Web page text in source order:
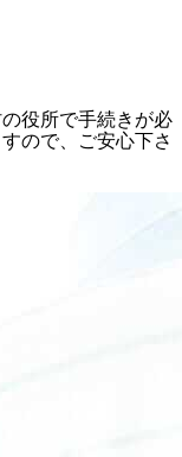
役所で手続きが必
ので、ご安心下さ